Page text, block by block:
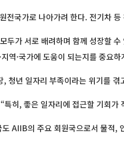
국가로 나아가려 한다. 전기차
두가 서로 배려하며 함께 성장할
·국가에 도움이 되는지를 중요
년 일자리 부족이라는 위기를
히, 좋은 일자리에 접근할 기회가
AIIB의 주요 회원국으로서 물적,